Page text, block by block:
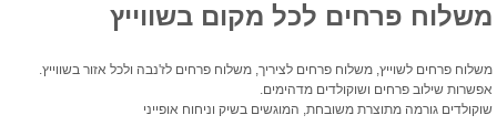
משלוח פרחים לכל מקום בשווייץ
משלוח פרחים לשוייץ, משלוח פרחים לציריך, משלוח פרחים לז'נבה ולכל אזור בשווייץ.
אפשרות שילוב פרחים ושוקולדים מדהימים.
שוקולדים גורמה מתוצרת משובחת, המוגשים בשיק וניחוח אופייני